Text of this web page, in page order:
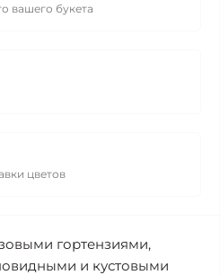
вашего букета
цветов
гортензиями,
и кустовыми